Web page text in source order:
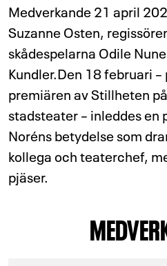
Medverkande 21 april
Suzanne Osten,
skådespelarna Odile
Kundler.Den 18 februari
premiären av Stillheten
stadsteater – inleddes en
Noréns betydelse som
kollega och teaterchef,
pjäser.